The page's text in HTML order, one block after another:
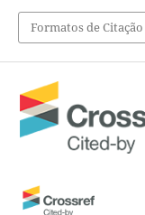
Formatos de Citação